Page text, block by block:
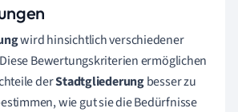
wird hinsichtlich verschiedener
Bewertungskriterien ermöglichen
derStadtgliederungbesser zu
wie gut sie die Bedürfnisse